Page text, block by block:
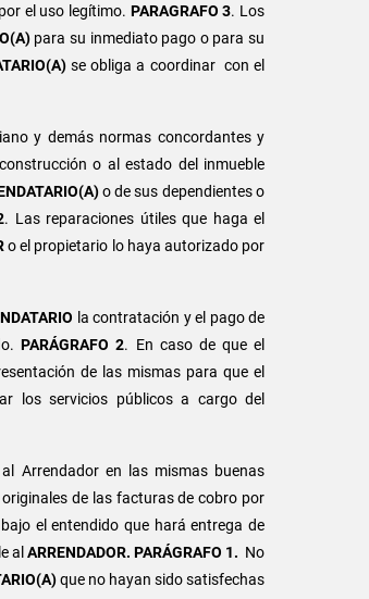
el uso legítimo. PARAGRAFO 3. Los
para su inmediato pago o para su
se obliga a coordinar con el
y demás normas concordantes y
o al estado del inmueble
o de sus dependientes o
. Las reparaciones útiles que haga el
o el propietario lo haya autorizado por
la contratación y el pago de
PARÁGRAFO 2. En caso de que el
de las mismas para que el
los servicios públicos a cargo del
Arrendador en las mismas buenas
de las facturas de cobro por
bajo el entendido que hará entrega de
al ARRENDADOR. PARÁGRAFO 1. No
que no hayan sido satisfechas